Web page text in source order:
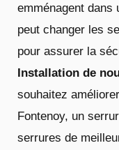
emménagent dans
peut changer les
pour assurer la
Installation de
souhaitez
Fontenoy, un
serrures de